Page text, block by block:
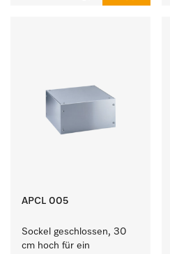
APCL 005
Sockel geschlossen, 30
cm hoch für ein